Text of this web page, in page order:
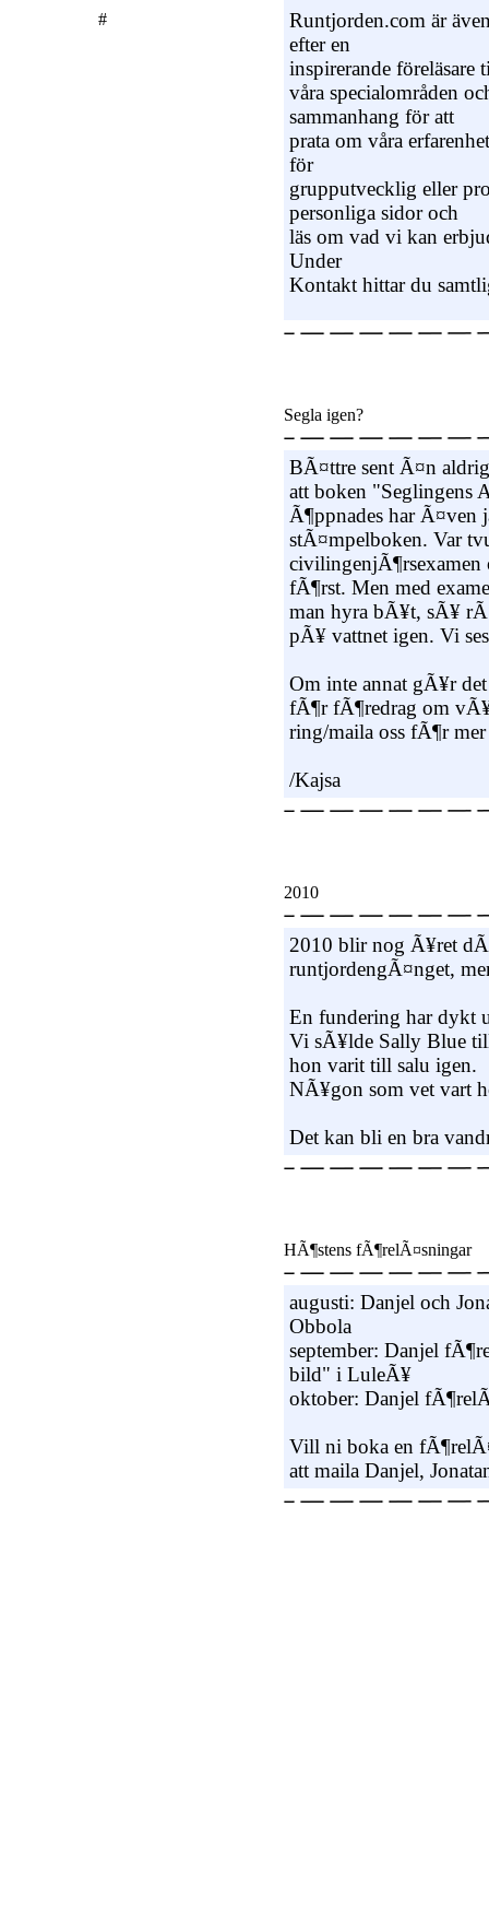
#
Runtjorden.com är
efter en
inspirerande
våra specialområden
sammanhang för att
prata om våra
för
grupputvecklig eller
personliga sidor och
läs om vad vi kan
Under
Kontakt hittar du
Segla igen?
BÃ¤ttre sent Ã¤n
att boken "Seglingens
Ã¶ppnades har
stÃ¤mpelboken. Var
fÃ¶rst. Men med
man hyra bÃ¥t, sÃ¥
pÃ¥ vattnet igen. Vi
Om inte annat gÃ¥r
fÃ¶r fÃ¶redrag om
ring/maila oss fÃ¶r
/Kajsa
2010
2010 blir nog Ã¥ret
runtjordengÃ¤nget,
En fundering har dykt
Vi sÃ¥lde Sally Blue
hon varit till salu igen.
NÃ¥gon som vet vart
Det kan bli en bra
HÃ¶stens fÃ¶relÃ¤sningar
augusti: Danjel och
Obbola
september: Danjel
bild" i LuleÃ¥
oktober: Danjel
Vill ni boka en
att maila Danjel,